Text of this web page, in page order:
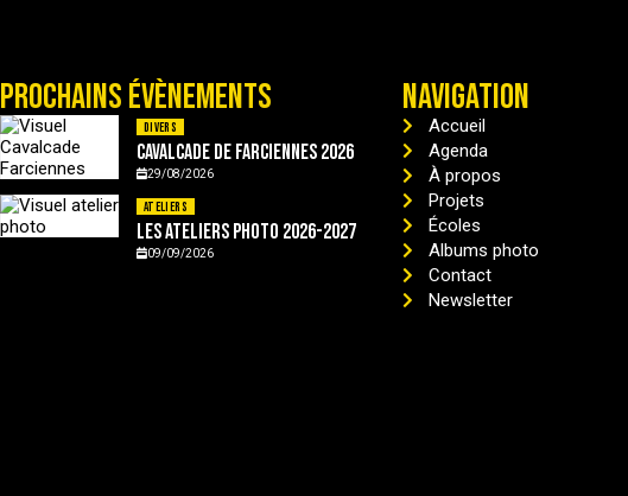
PROCHAINS ÉVÈNEMENTS
Divers
Cavalcade de Farciennes 2026
29/08/2026
Ateliers
Les ateliers photo 2026-2027
09/09/2026
NAVIGATION
Accueil
Agenda
À propos
Projets
Écoles
Albums photo
Contact
Newsletter